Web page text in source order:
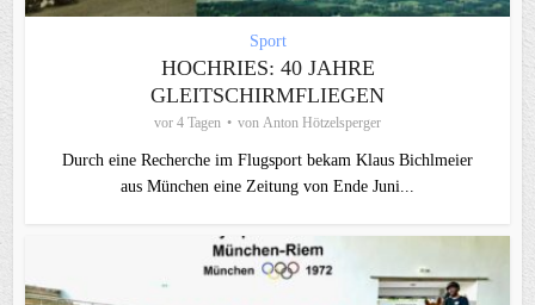
Sport
HOCHRIES: 40 JAHRE
GLEITSCHIRMFLIEGEN
vor 4 Tagen von Anton Hötzelsperger
Durch eine Recherche im Flugsport bekam Klaus Bichlmeier
aus München eine Zeitung von Ende Juni...